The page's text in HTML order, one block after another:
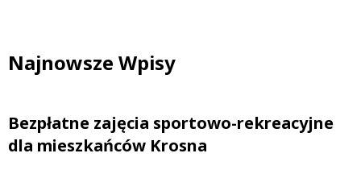
Najnowsze Wpisy
Bezpłatne zajęcia sportowo-rekreacyjne
dla mieszkańców Krosna